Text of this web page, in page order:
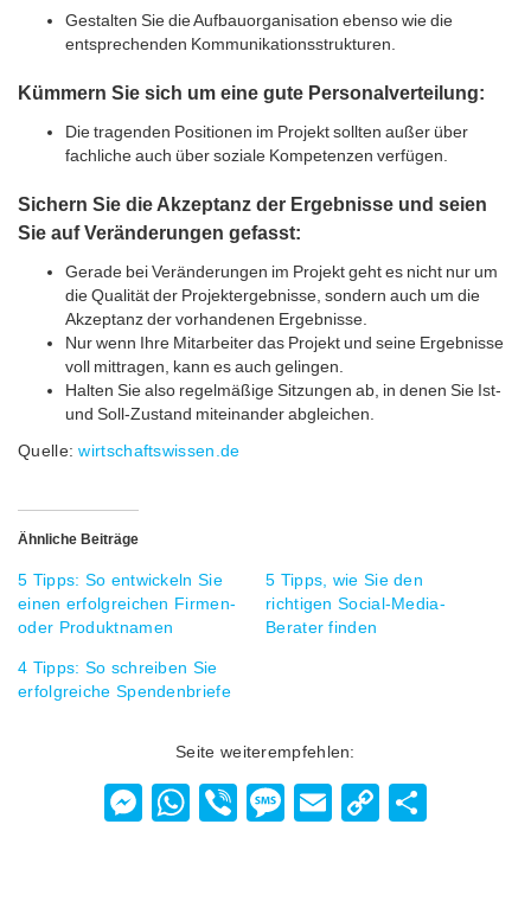
Gestalten Sie die Aufbauorganisation ebenso wie die
entsprechenden Kommunikationsstrukturen.
Kümmern Sie sich um eine gute Personalverteilung:
Die tragenden Positionen im Projekt sollten außer über
fachliche auch über soziale Kompetenzen verfügen.
Sichern Sie die Akzeptanz der Ergebnisse und seien
Sie auf Veränderungen gefasst:
Gerade bei Veränderungen im Projekt geht es nicht nur um
die Qualität der Projektergebnisse, sondern auch um die
Akzeptanz der vorhandenen Ergebnisse.
Nur wenn Ihre Mitarbeiter das Projekt und seine Ergebnisse
voll mittragen, kann es auch gelingen.
Halten Sie also regelmäßige Sitzungen ab, in denen Sie Ist-
und Soll-Zustand miteinander abgleichen.
Quelle:wirtschaftswissen.de
Ähnliche Beiträge
5 Tipps: So entwickeln Sie
einen erfolgreichen Firmen-
oder Produktnamen
5 Tipps, wie Sie den
richtigen Social-Media-
Berater finden
4 Tipps: So schreiben Sie
erfolgreiche Spendenbriefe
Seite weiterempfehlen:
Messenger
WhatsApp
ViberMessage
EmailCopy